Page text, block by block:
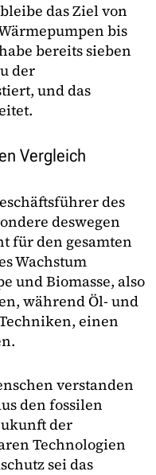
das Ziel von
bis
bereits sieben
der
und das
Vergleich
des
deswegen
für den gesamten
Wachstum
und Biomasse, also
während Öl- und
einen
verstanden
den fossilen
der
Technologien
sei das